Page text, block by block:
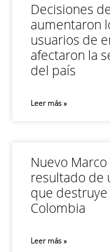
Decisiones
aumentaron
usuarios de
afectaron la
del país
Leer más »
Nuevo
resultado de
que
Colombia
Leer más »